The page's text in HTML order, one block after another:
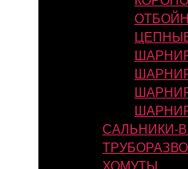
САЛЬНИКИ-